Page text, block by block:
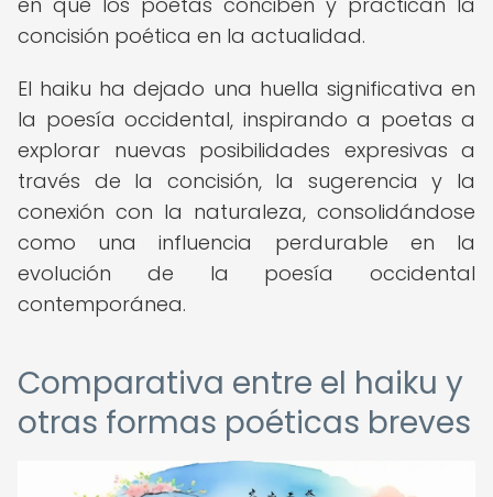
concisión poética en la actualidad.
El haiku ha dejado una huella significativa en
la poesía occidental, inspirando a poetas a
explorar nuevas posibilidades expresivas a
través de la concisión, la sugerencia y la
conexión con la naturaleza, consolidándose
como una influencia perdurable en la
evolución de la poesía occidental
contemporánea.
Comparativa entre el haiku y
otras formas poéticas breves